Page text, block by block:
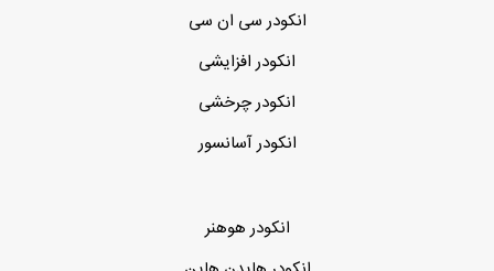
انکودر سی ان سی
انکودر افزایشی
انکودر چرخشی
انکودر آسانسور
انکودر هوهنر